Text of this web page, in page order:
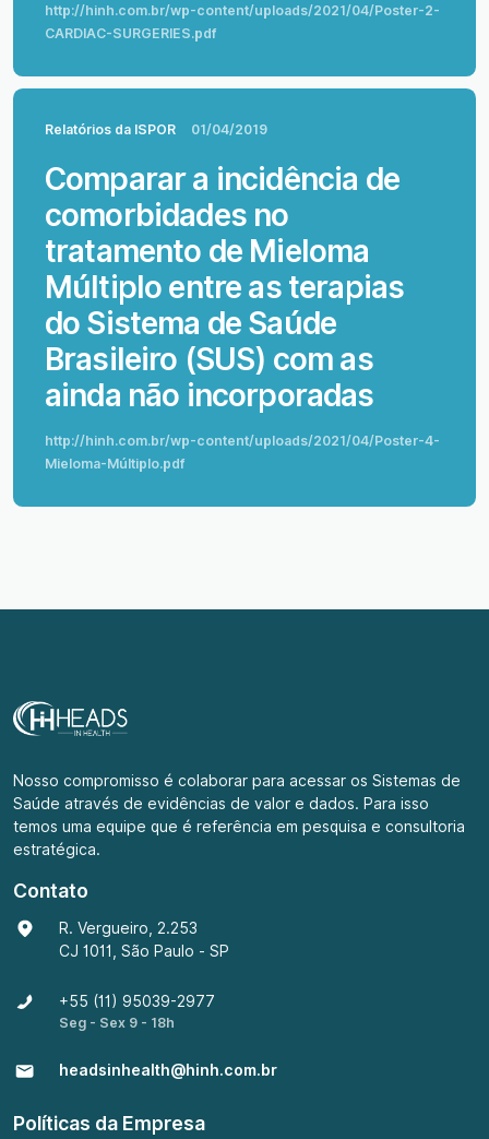
http://hinh.com.br/wp-content/uploads/2021/04/Poster-2-
CARDIAC-SURGERIES.pdf
Relatórios da ISPOR 01/04/2019
Comparar a incidência de
comorbidades no
tratamento de Mieloma
Múltiplo entre as terapias
do Sistema de Saúde
Brasileiro (SUS) com as
ainda não incorporadas
http://hinh.com.br/wp-content/uploads/2021/04/Poster-4-
Mieloma-Múltiplo.pdf
Nosso compromisso é colaborar para acessar os Sistemas de
Saúde através de evidências de valor e dados. Para isso
temos uma equipe que é referência em pesquisa e consultoria
estratégica.
Contato
R. Vergueiro, 2.253
CJ 1011, São Paulo - SP
+55 (11) 95039-2977
Seg - Sex 9 - 18h
headsinhealth@hinh.com.br
Políticas da Empresa